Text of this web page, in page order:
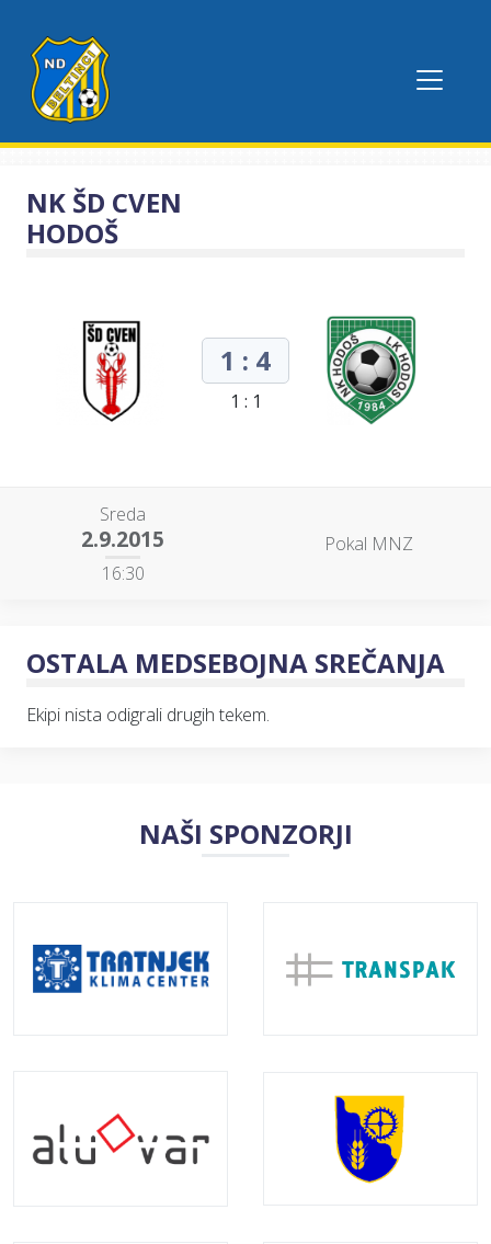
NK ŠD CVEN
HODOŠ
1 : 4
1 : 1
Sreda
2.9.2015
16:30
Pokal MNZ
OSTALA MEDSEBOJNA SREČANJA
Ekipi nista odigrali drugih tekem.
NAŠI SPONZORJI